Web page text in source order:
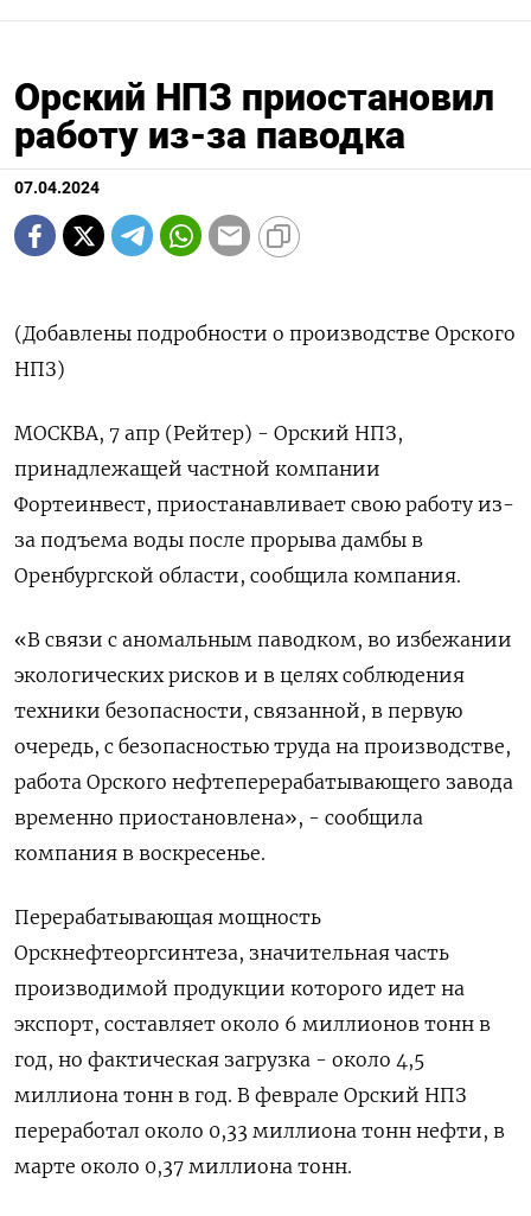
Орский НПЗ приостановил
работу из-за паводка
07.04.2024
(Добавлены подробности о производстве Орского
НПЗ)
МОСКВА, 7 апр (Рейтер) - Орский НПЗ,
принадлежащей частной компании
Фортеинвест, приостанавливает свою работу из-
за подъема воды после прорыва дамбы в
Оренбургской области, сообщила компания.
«В связи с аномальным паводком, во избежании
экологических рисков и в целях соблюдения
техники безопасности, связанной, в первую
очередь, с безопасностью труда на производстве,
работа Орского нефтеперерабатывающего завода
временно приостановлена», - сообщила
компания в воскресенье.
Перерабатывающая мощность
Орскнефтеоргсинтеза, значительная часть
производимой продукции которого идет на
экспорт, составляет около 6 миллионов тонн в
год, но фактическая загрузка - около 4,5
миллиона тонн в год. В феврале Орский НПЗ
переработал около 0,33 миллиона тонн нефти, в
марте около 0,37 миллиона тонн.